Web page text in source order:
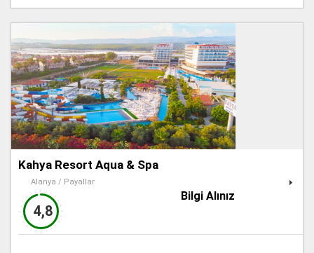
Kahya Resort Aqua & Spa
Alanya / Payallar
4,8
Bilgi Alınız